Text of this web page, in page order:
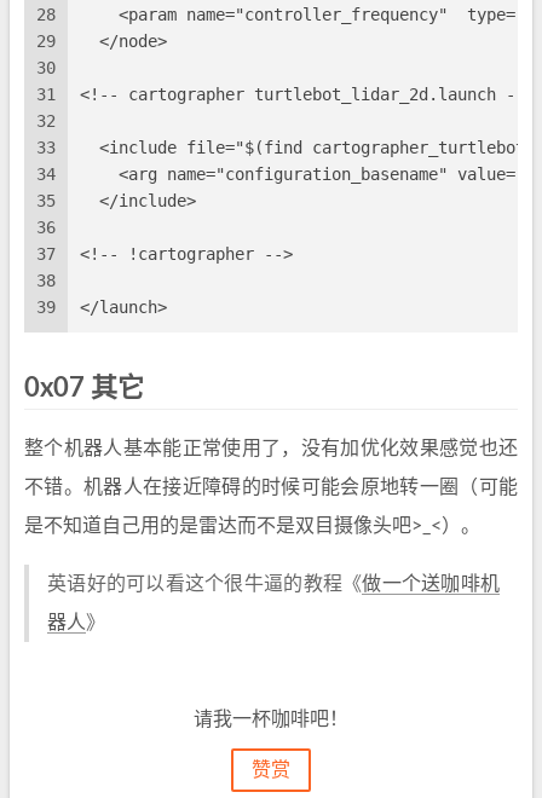
28
29
30
31
32
33
34
35
36
37
38
39
<param name="controller_frequency"
  </node>
<!-- cartographer turtlebot_lidar_2d.launch -->
<include file="$(find
<arg name="configuration_basename"
  </include>
<!-- !cartographer -->
</launch>
0x07 其它
整个机器人基本能正常使用了，没有加优化效果感觉也还
不错。机器人在接近障碍的时候可能会原地转一圈（可能
是不知道自己用的是雷达而不是双目摄像头吧>_<）。
英语好的可以看这个很牛逼的教程《做一个送咖啡机
器人》
请我一杯咖啡吧！
赞赏